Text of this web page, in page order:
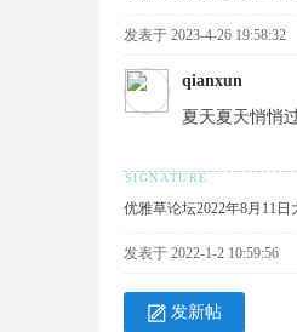
发表于 2023-4-26 19:58:32
qianxun
夏天夏天悄悄
优雅草论坛2022年8月11
发表于 2022-1-2 10:59:56
发新帖